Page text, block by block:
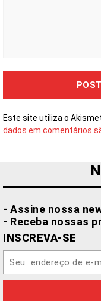
Este site utiliza o
dados em comentários
- Assine nossa
- Receba nossas
INSCREVA-SE